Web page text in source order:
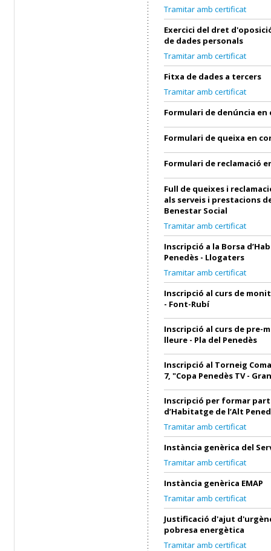
Tramitar amb certificat
Exercici del dret
de dades personals
Tramitar amb certificat
Fitxa de dades a tercers
Tramitar amb certificat
Formulari de denúncia en
Formulari de queixa en
Formulari de reclamació
Full de queixes i
als serveis i prestacions
Benestar Social
Tramitar amb certificat
Inscripció a la Borsa
Penedès - Llogaters
Tramitar amb certificat
Inscripció al curs de
- Font-Rubí
Inscripció al curs de pre-
lleure - Pla del Penedès
Inscripció al Torneig
7, "Copa Penedès TV -
Inscripció per formar part
d’Habitatge de l’Alt
Tramitar amb certificat
Instància genèrica del
Tramitar amb certificat
Instància genèrica EMAP
Tramitar amb certificat
Justificació d'ajut
pobresa energètica
Tramitar amb certificat